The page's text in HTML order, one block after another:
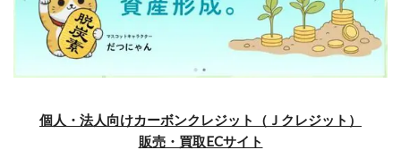
個人・法人向けカーボンクレジット（Ｊクレジット）
販売・買取ECサイト